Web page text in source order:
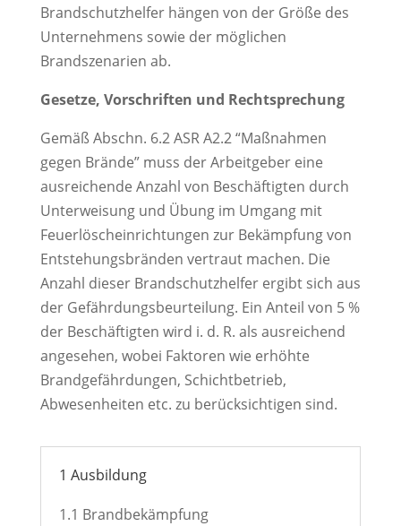
Brandschutzhelfer hängen von der Größe des
Unternehmens sowie der möglichen
Brandszenarien ab.
Gesetze, Vorschriften und Rechtsprechung
Gemäß Abschn. 6.2 ASR A2.2 “Maßnahmen
gegen Brände” muss der Arbeitgeber eine
ausreichende Anzahl von Beschäftigten durch
Unterweisung und Übung im Umgang mit
Feuerlöscheinrichtungen zur Bekämpfung von
Entstehungsbränden vertraut machen. Die
Anzahl dieser Brandschutzhelfer ergibt sich aus
der Gefährdungsbeurteilung. Ein Anteil von 5 %
der Beschäftigten wird i. d. R. als ausreichend
angesehen, wobei Faktoren wie erhöhte
Brandgefährdungen, Schichtbetrieb,
Abwesenheiten etc. zu berücksichtigen sind.
1 Ausbildung
1.1 Brandbekämpfung